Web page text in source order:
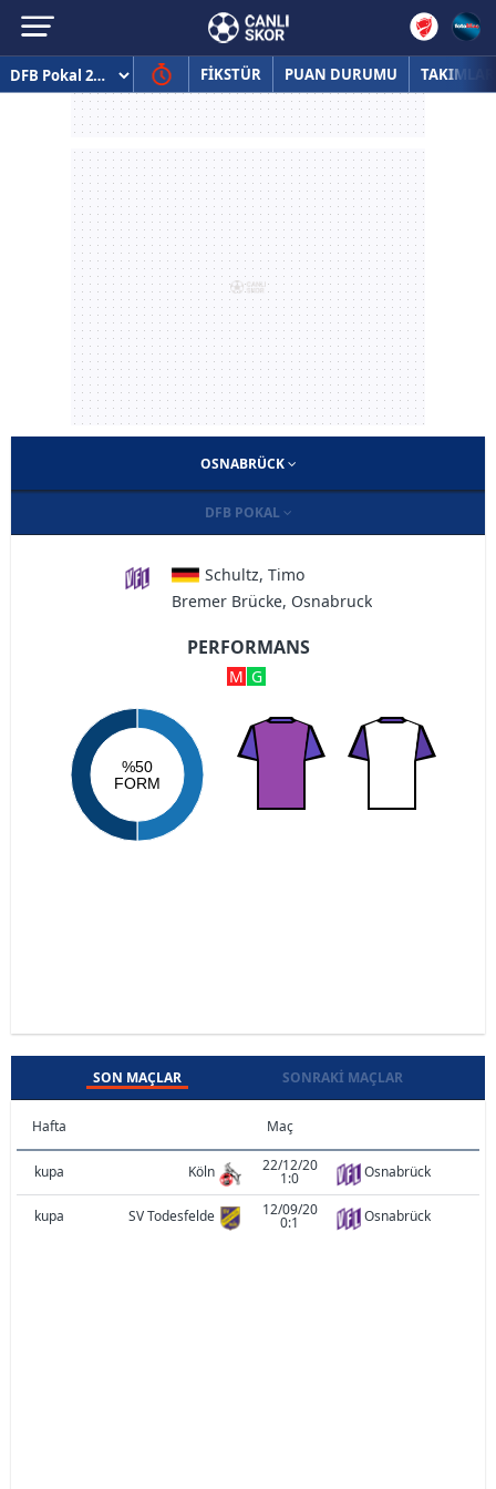
FİKSTÜR PUAN DURUMU TAKIMLAR
OSNABRÜCK
DFB POKAL
Schultz, Timo
Bremer Brücke, Osnabruck
PERFORMANS
M G
%50
FORM
SON MAÇLAR SONRAKI MAÇLAR
Hafta Maç
kupa Köln 22/12/20
1:0 Osnabrück
kupa SV Todesfelde 12/09/20
0:1 Osnabrück